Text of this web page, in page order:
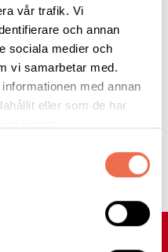
vår trafik. Vi
och annan
sociala medier och
vi samarbetar med.
med annan
eller som de har
Tänk på våra allergiker -
Tipsa